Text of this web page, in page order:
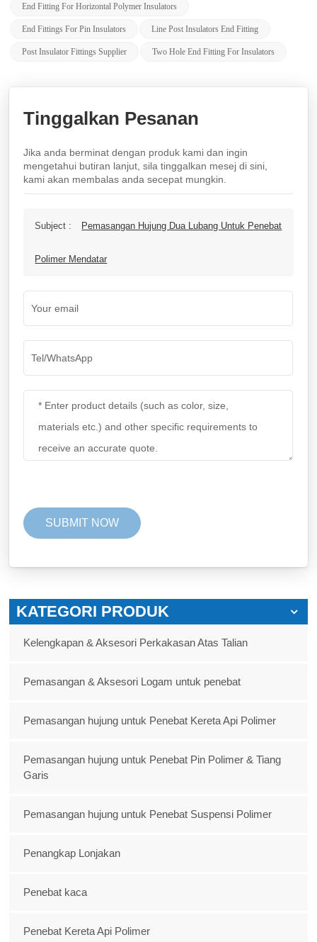
End Fitting For Horizontal Polymer Insulators
End Fittings For Pin Insulators Line Post Insulators End Fitting
Post Insulator Fittings Supplier Two Hole End Fitting For Insulators
Tinggalkan Pesanan
Jika anda berminat dengan produk kami dan ingin
mengetahui butiran lanjut, sila tinggalkan mesej di sini,
kami akan membalas anda secepat mungkin.
Subject : Pemasangan Hujung Dua Lubang Untuk Penebat
Polimer Mendatar
KATEGORI PRODUK
Kelengkapan & Aksesori Perkakasan Atas Talian
Pemasangan & Aksesori Logam untuk penebat
Pemasangan hujung untuk Penebat Kereta Api Polimer
Pemasangan hujung untuk Penebat Pin Polimer & Tiang
Garis
Pemasangan hujung untuk Penebat Suspensi Polimer
Penangkap Lonjakan
Penebat kaca
Penebat Kereta Api Polimer